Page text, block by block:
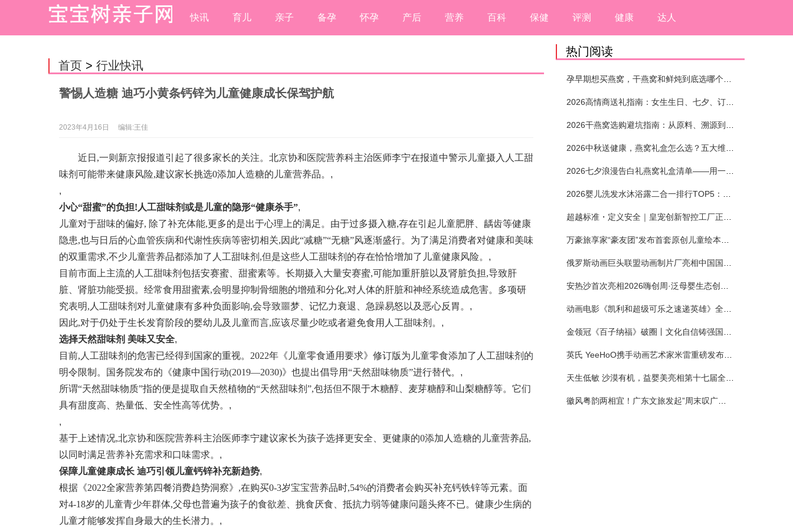
快讯 育儿 亲子 备孕 怀孕 产后 营养 百科 保健 评测 健康 达人
首页 > 行业快讯
警惕人造糖 迪巧小黄条钙锌为儿童健康成长保驾护航
2023年4月16日 编辑:王佳
近日,一则新京报报道引起了很多家长的关注。北京协和医院营养科主治医师李宁在报道中警示儿童摄入人工甜
味剂可能带来健康风险,建议家长挑选0添加人造糖的儿童营养品。 ,
,
小心“甜蜜”的负担! 人工甜味剂或是儿童的隐形“健康杀手”,
儿童对于甜味的偏好, 除了补充体能,更多的是出于心理上的满足。由于过多摄入糖,存在引起儿童肥胖、龋齿等健康
隐患,也与日后的心血管疾病和代谢性疾病等密切相关,因此“减糖”“无糖”风逐渐盛行。为了满足消费者对健康和美味
的双重需求,不少儿童营养品都添加了人工甜味剂,但是这些人工甜味剂的存在恰恰增加了儿童健康风险。 ,
目前市面上主流的人工甜味剂包括安赛蜜、甜蜜素等。长期摄入大量安赛蜜,可能加重肝脏以及肾脏负担,导致肝
脏、肾脏功能受损。经常食用甜蜜素,会明显抑制骨细胞的增殖和分化,对人体的肝脏和神经系统造成危害。多项研
究表明,人工甜味剂对儿童健康有多种负面影响,会导致噩梦、记忆力衰退、急躁易怒以及恶心反胃。 ,
因此,对于仍处于生长发育阶段的婴幼儿及儿童而言,应该尽量少吃或者避免食用人工甜味剂。 ,
选择天然甜味剂 美味又安全,
目前,人工甜味剂的危害已经得到国家的重视。2022年《儿童零食通用要求》修订版为儿童零食添加了人工甜味剂的
明令限制。国务院发布的《健康中国行动(2019—2030)》也提出倡导用“天然甜味物质”进行替代。 ,
所谓“天然甜味物质”指的便是提取自天然植物的“天然甜味剂”,包括但不限于木糖醇、麦芽糖醇和山梨糖醇等。它们
具有甜度高、热量低、安全性高等优势。 ,
,
基于上述情况,北京协和医院营养科主治医师李宁建议家长为孩子选择更安全、更健康的0添加人造糖的儿童营养品,
以同时满足营养补充需求和口味需求。 ,
保障儿童健康成长 迪巧引领儿童钙锌补充新趋势,
根据《2022全家营养第四餐消费趋势洞察》,在购买0-3岁宝宝营养品时,54%的消费者会购买补充钙铁锌等元素。面
对4-18岁的儿童青少年群体,父母也普遍为孩子的食欲差、挑食厌食、抵抗力弱等健康问题头疼不已。健康少生病的
儿童才能够发挥自身最大的生长潜力。 ,
热门阅读